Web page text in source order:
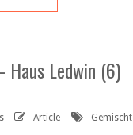
Haus Ledwin (6)
Article Gemischt